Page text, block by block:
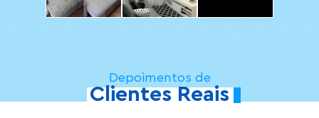
Depoimentos de
Clientes Reais